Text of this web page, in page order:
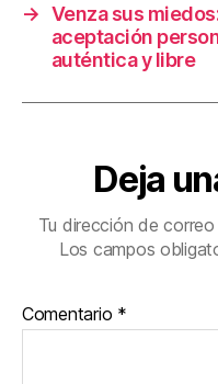
→ Venza sus
aceptación
auténtica y libre
Deja
Tu dirección de
Los campos
Comentario *